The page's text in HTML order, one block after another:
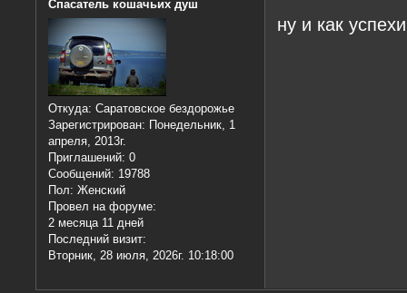
Спасатель кошачьих душ
Откуда: Саратовское бездорожье
Зарегистрирован: Понедельник, 1
апреля, 2013г.
Приглашений: 0
Сообщений: 19788
Пол: Женский
Провел на форуме:
2 месяца 11 дней
Последний визит:
Вторник, 28 июля, 2026г. 10:18:00
ну и как